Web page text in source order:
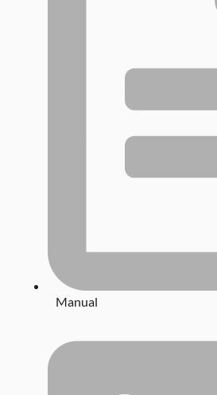
Manual